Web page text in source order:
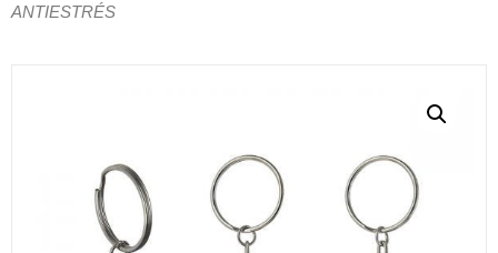
ANTIESTRÉS